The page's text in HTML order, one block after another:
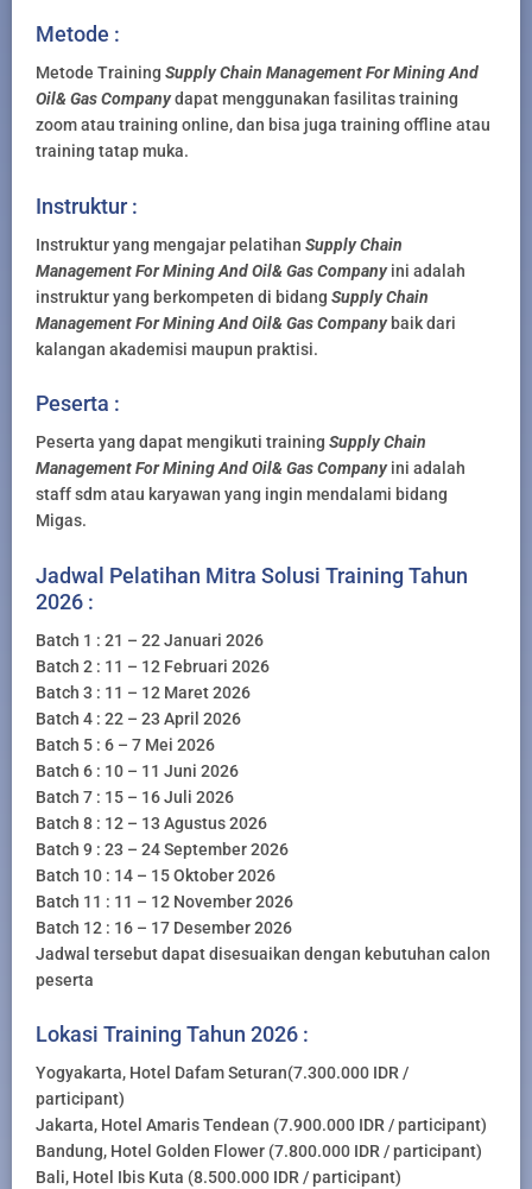
Metode :
Metode Training Supply Chain Management For Mining And
Oil& Gas Companydapat menggunakan fasilitas training
zoom atau training online, dan bisa juga training offline atau
training tatap muka.
Instruktur :
Instruktur yang mengajar pelatihan Supply Chain
Management For Mining And Oil& Gas Companyini adalah
instruktur yang berkompeten di bidang Supply Chain
Management For Mining And Oil& Gas Companybaik dari
kalangan akademisi maupun praktisi.
Peserta :
Peserta yang dapat mengikuti training Supply Chain
Management For Mining And Oil& Gas Companyini adalah
staff sdm atau karyawan yang ingin mendalami bidang
Migas.
Jadwal Pelatihan Mitra Solusi Training Tahun
2026 :
Batch 1 : 21 – 22 Januari 2026
Batch 2 : 11 – 12 Februari 2026
Batch 3 : 11 – 12 Maret 2026
Batch 4 : 22 – 23 April 2026
Batch 5 : 6 – 7 Mei 2026
Batch 6 : 10 – 11 Juni 2026
Batch 7 : 15 – 16 Juli 2026
Batch 8 : 12 – 13 Agustus 2026
Batch 9 : 23 – 24 September 2026
Batch 10 : 14 – 15 Oktober 2026
Batch 11 : 11 – 12 November 2026
Batch 12 : 16 – 17 Desember 2026
Jadwal tersebut dapat disesuaikan dengan kebutuhan calon
peserta
Lokasi Training Tahun 2026 :
Yogyakarta, Hotel Dafam Seturan(7.300.000 IDR /
participant)
Jakarta, Hotel Amaris Tendean (7.900.000 IDR / participant)
Bandung, Hotel Golden Flower (7.800.000 IDR / participant)
Bali, Hotel Ibis Kuta (8.500.000 IDR / participant)